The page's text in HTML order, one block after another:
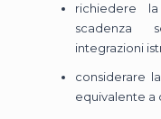
richiedere
scadenza
integrazioni
considerare
equivalente a